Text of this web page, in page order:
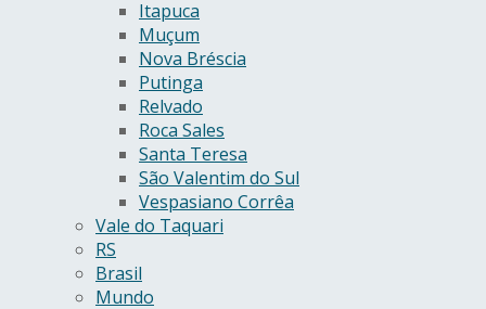
Itapuca
Muçum
Nova Bréscia
Putinga
Relvado
Roca Sales
Santa Teresa
São Valentim do Sul
Vespasiano Corrêa
Vale do Taquari
RS
Brasil
Mundo